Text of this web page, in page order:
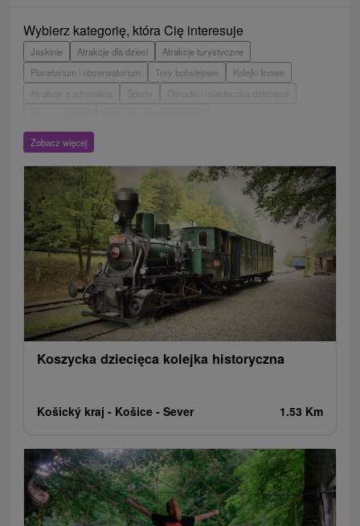
Wybierz kategorię, która Cię interesuje
Jaskinie Atrakcje dla dzieci
Atrakcje turystyczne
Planetarium i obserwatorium
Tory bobslejowe
Kolejki linowe
Atrakcje z adrenaliną
Wieże obserwacyjne i chodniki
Escaperoom
Ogrody botaniczne
Loty widokowe i rejsy wycieczkowe
Tarcze
Jeziora, jeziora, zbiorniki wodne
Zabytki techniki
Pomniki
Wodospady
Kościoły drewniane Źródła
Jazda konna
Túry a turistické chodníky
Zamki Chaty górskie
Teatry
Miejsca sakralne
Rafting, rafting, rafting
Ośrodek narciarski
Pola golfowe
Parki miejskie i zamkowe
Obiekty architektoniczne
Amfiteatry i kina w przyrodzie
Tory gokartowe
Cyklotrasy
Szlaki winne
Zobacz więcej
Koszycka dziecięca kolejka historyczna
Košický kraj - Košice - Sever 1.53 Km